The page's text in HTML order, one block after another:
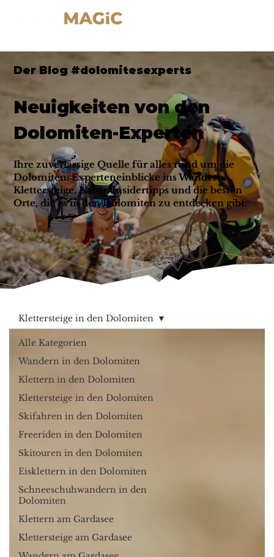
Der Blog #dolomitesexperts
Neuigkeiten von den
Dolomiten-Experten
Ihre zuverlässige Quelle für alles rund um die
Dolomiten: Experteneinblicke ins Wandern,
Klettersteige, Natur, Insidertipps und die besten
Orte, die es in den Dolomiten zu entdecken gibt.
Alle Kategorien
Wandern in den Dolomiten
Klettern in den Dolomiten
Klettersteige in den Dolomiten
Skifahren in den Dolomiten
Freeriden in den Dolomiten
Skitouren in den Dolomiten
Eisklettern in den Dolomiten
Schneeschuhwandern in den
Dolomiten
Klettern am Gardasee
Klettersteige am Gardasee
Klettersteige in den Dolomiten